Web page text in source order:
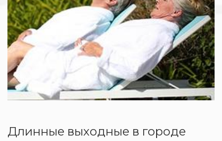
Длинные выходные в городе